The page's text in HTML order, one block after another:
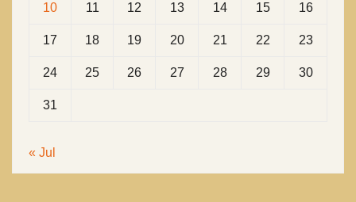
10 11 12 13 14 15 16
17 18 19 20 21 22 23
24 25 26 27 28 29 30
31
« Jul